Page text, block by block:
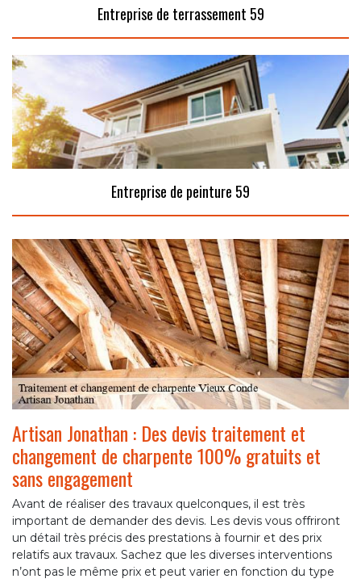
Entreprise de terrassement 59
Entreprise de peinture 59
Artisan Jonathan : Des devis traitement et
changement de charpente 100% gratuits et
sans engagement
Avant de réaliser des travaux quelconques, il est très
important de demander des devis. Les devis vous offriront
un détail très précis des prestations à fournir et des prix
relatifs aux travaux. Sachez que les diverses interventions
n’ont pas le même prix et peut varier en fonction du type